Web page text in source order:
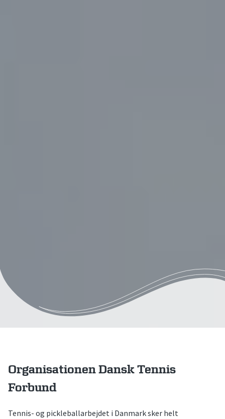
Organisationen Dansk Tennis
Forbund
Tennis- og pickleballarbejdet i Danmark sker helt